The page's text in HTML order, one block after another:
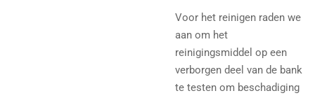
Voor het reinigen raden we
aan om het
reinigingsmiddel op een
verborgen deel van de bank
te testen om beschadiging